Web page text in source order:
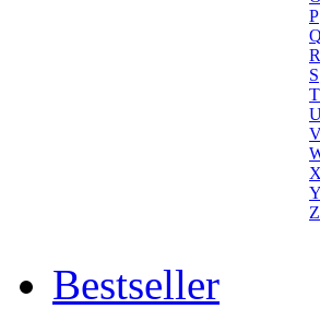
P
Q
R
S
T
X
Y
Z
Bestseller